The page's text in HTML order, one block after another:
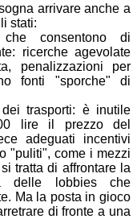
arrivare anche a
stati:
consentono di
ricerche agevolate
penalizzazioni per
fonti "sporche" di
trasporti: è inutile
lire il prezzo del
adeguati incentivi
"puliti", come i mezzi
tratta di affrontare la
delle lobbies che
Ma la posta in gioco
di fronte a una